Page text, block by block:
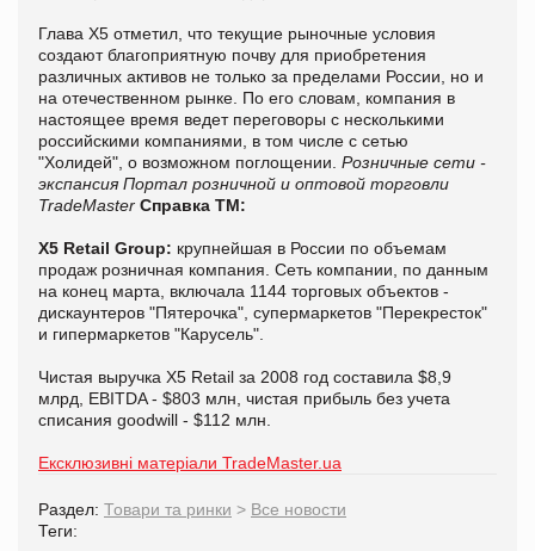
Глава Х5 отметил, что текущие рыночные условия
создают благоприятную почву для приобретения
различных активов не только за пределами России, но и
на отечественном рынке. По его словам, компания в
настоящее время ведет переговоры с несколькими
российскими компаниями, в том числе с сетью
"Холидей", о возможном поглощении. Розничные сети -
экспансия Портал розничной и оптовой торговли
TradeMaster Справка ТМ:
X5 Retail Group: крупнейшая в России по объемам
продаж розничная компания. Сеть компании, по данным
на конец марта, включала 1144 торговых объектов -
дискаунтеров "Пятерочка", супермаркетов "Перекресток"
и гипермаркетов "Карусель".
Чистая выручка X5 Retail за 2008 год составила $8,9
млрд, EBITDA - $803 млн, чистая прибыль без учета
списания goodwill - $112 млн.
Ексклюзивні матеріали TradeMaster.ua
Раздел: Товари та ринки > Все новости
Теги: